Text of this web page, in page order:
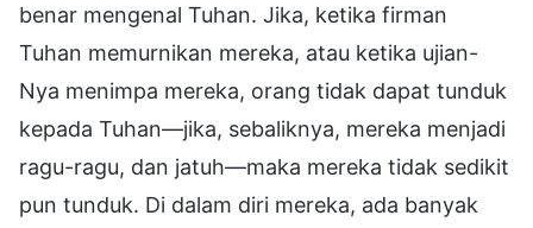
benar mengenal Tuhan. Jika, ketika firman
Tuhan memurnikan mereka, atau ketika ujian-
Nya menimpa mereka, orang tidak dapat tunduk
kepada Tuhan—jika, sebaliknya, mereka menjadi
ragu-ragu, dan jatuh—maka mereka tidak sedikit
pun tunduk. Di dalam diri mereka, ada banyak